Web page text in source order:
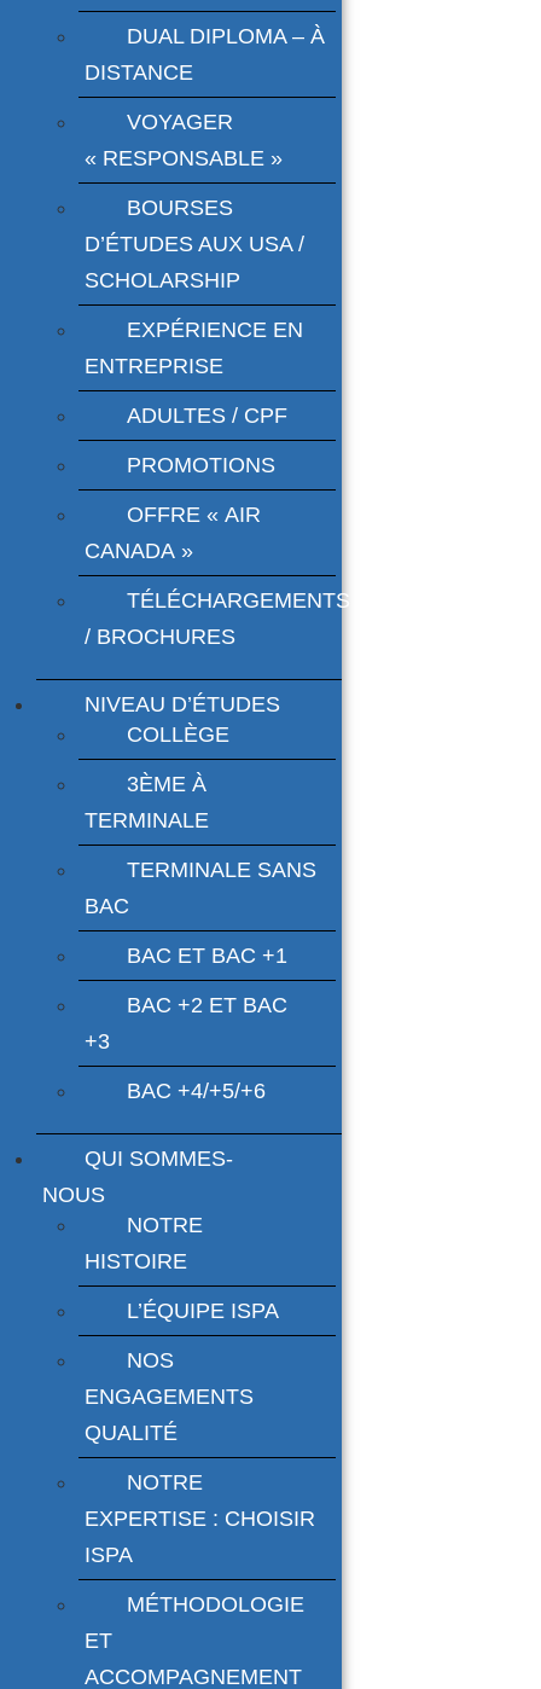
DUAL DIPLOMA – À
DISTANCE
VOYAGER
« RESPONSABLE »
BOURSES
D’ÉTUDES AUX USA /
SCHOLARSHIP
EXPÉRIENCE EN
ENTREPRISE
ADULTES / CPF
PROMOTIONS
OFFRE « AIR
CANADA »
TÉLÉCHARGEMENTS
/ BROCHURES
NIVEAU D’ÉTUDES
COLLÈGE
3ÈME À
TERMINALE
TERMINALE SANS
BAC
BAC ET BAC +1
BAC +2 ET BAC
+3
BAC +4/+5/+6
QUI SOMMES-
NOUS
NOTRE
HISTOIRE
L’ÉQUIPE ISPA
NOS
ENGAGEMENTS
QUALITÉ
NOTRE
EXPERTISE : CHOISIR
ISPA
MÉTHODOLOGIE
ET
ACCOMPAGNEMENT